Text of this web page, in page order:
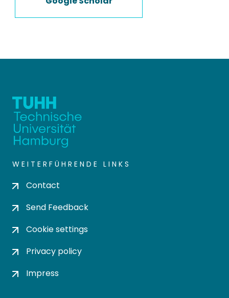
WEITERFÜHRENDE LINKS
Contact
Send Feedback
Cookie settings
Privacy policy
Impress